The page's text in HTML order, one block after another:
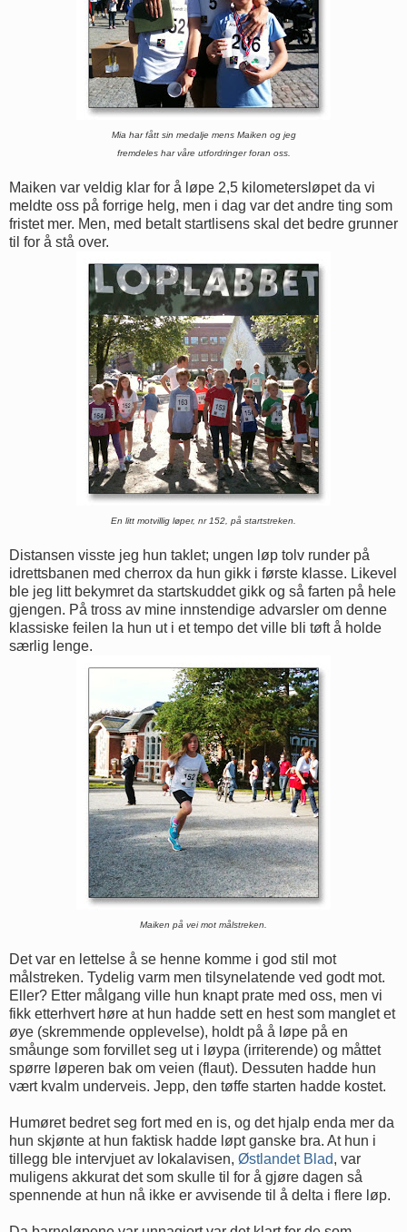
Mia har fått sin medalje mens Maiken og jeg
fremdeles har våre utfordringer foran oss.
Maiken var veldig klar for å løpe 2,5 kilometersløpet da vi
meldte oss på forrige helg, men i dag var det andre ting som
fristet mer. Men, med betalt startlisens skal det bedre grunner
til for å stå over.
En litt motvillig løper, nr 152, på startstreken.
Distansen visste jeg hun taklet; ungen løp tolv runder på
idrettsbanen med cherrox da hun gikk i første klasse. Likevel
ble jeg litt bekymret da startskuddet gikk og så farten på hele
gjengen. På tross av mine innstendige advarsler om denne
klassiske feilen la hun ut i et tempo det ville bli tøft å holde
særlig lenge.
Maiken på vei mot målstreken.
Det var en lettelse å se henne komme i god stil mot
målstreken. Tydelig varm men tilsynelatende ved godt mot.
Eller? Etter målgang ville hun knapt prate med oss, men vi
fikk etterhvert høre at hun hadde sett en hest som manglet et
øye (skremmende opplevelse), holdt på å løpe på en
småunge som forvillet seg ut i løypa (irriterende) og måttet
spørre løperen bak om veien (flaut). Dessuten hadde hun
vært kvalm underveis. Jepp, den tøffe starten hadde kostet.
Humøret bedret seg fort med en is, og det hjalp enda mer da
hun skjønte at hun faktisk hadde løpt ganske bra. At hun i
tillegg ble intervjuet av lokalavisen, Østlandet Blad, var
muligens akkurat det som skulle til for å gjøre dagen så
spennende at hun nå ikke er avvisende til å delta i flere løp.